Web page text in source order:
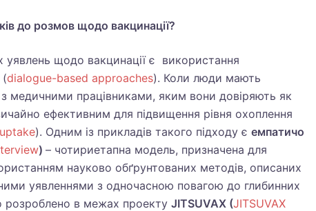
до розмов щодо вакцинації?
щодо вакцинації є використання
(dialogue-based approaches). Коли люди мають
медичними працівниками, яким вони довіряють як
ефективним для підвищення рівня охоплення
). Одним із прикладів такого підходу є емпатичо
) – чотириетапна модель, призначена для
науково обґрунтованих методів, описаних
уявленнями з одночасною повагою до глибинних
розроблено в межах проекту JITSUVAX (JITSUVAX